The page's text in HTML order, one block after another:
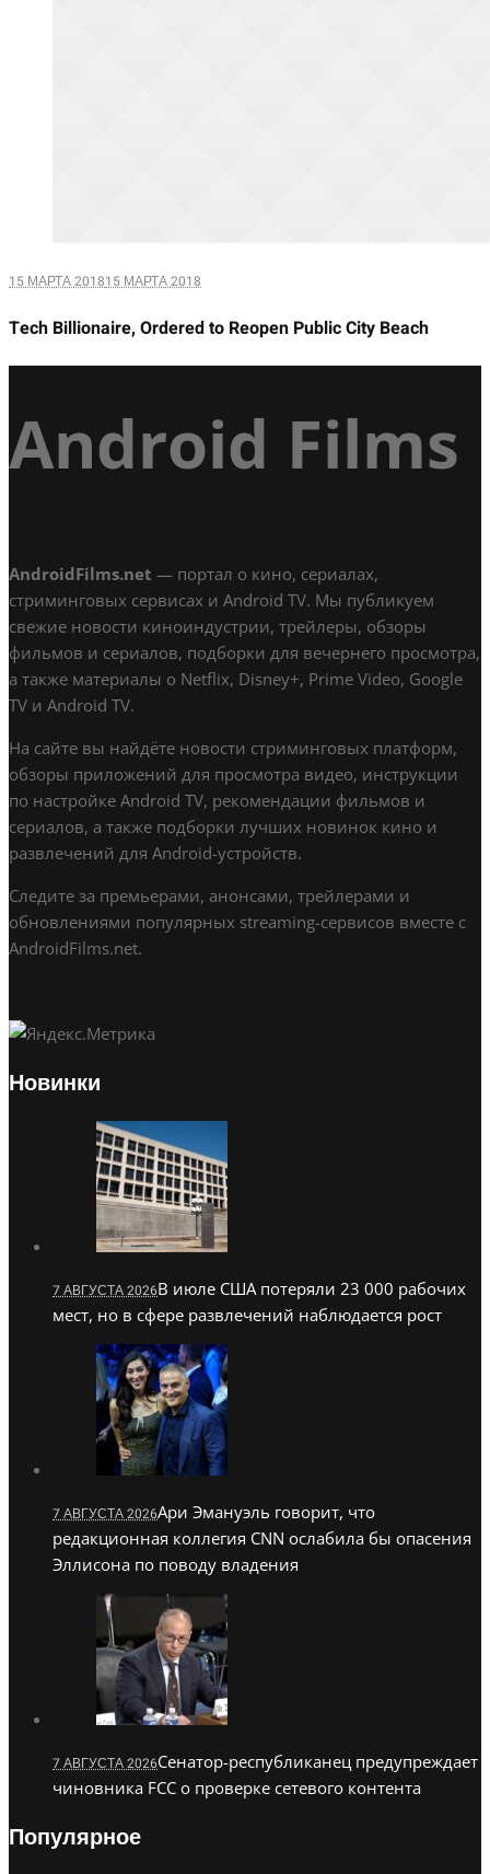
15 МАРТА 201815 МАРТА 2018
Tech Billionaire, Ordered to Reopen Public City Beach
Android Films
AndroidFilms.net — портал о кино, сериалах,
стриминговых сервисах и Android TV. Мы публикуем
свежие новости киноиндустрии, трейлеры, обзоры
фильмов и сериалов, подборки для вечернего просмотра,
а также материалы о Netflix, Disney+, Prime Video, Google
TV и Android TV.
На сайте вы найдёте новости стриминговых платформ,
обзоры приложений для просмотра видео, инструкции
по настройке Android TV, рекомендации фильмов и
сериалов, а также подборки лучших новинок кино и
развлечений для Android-устройств.
Следите за премьерами, анонсами, трейлерами и
обновлениями популярных streaming-сервисов вместе с
AndroidFilms.net.
Новинки
7 АВГУСТА 2026В июле США потеряли 23 000 рабочих
мест, но в сфере развлечений наблюдается рост
7 АВГУСТА 2026Ари Эмануэль говорит, что
редакционная коллегия CNN ослабила бы опасения
Эллисона по поводу владения
7 АВГУСТА 2026Сенатор-республиканец предупреждает
чиновника FCC о проверке сетевого контента
Популярное